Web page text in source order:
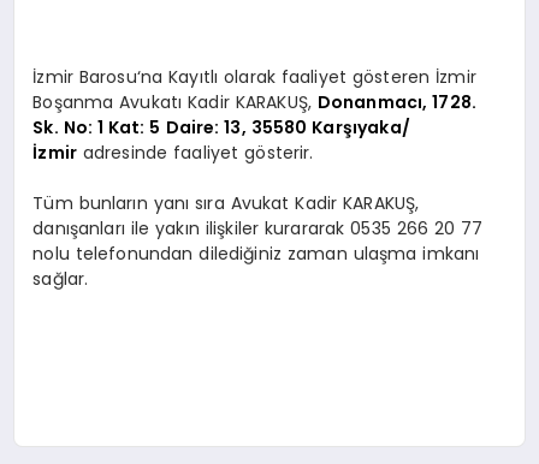
İzmir Barosu‘na Kayıtlı olarak faaliyet gösteren İzmir
Boşanma Avukatı Kadir KARAKUŞ, Donanmacı, 1728.
Sk. No: 1 Kat: 5 Daire: 13, 35580 Karşıyaka/
İzmiradresinde faaliyet gösterir.
Tüm bunların yanı sıra Avukat Kadir KARAKUŞ,
danışanları ile yakın ilişkiler kurararak 0535 266 20 77
nolu telefonundan dilediğiniz zaman ulaşma imkanı
sağlar.